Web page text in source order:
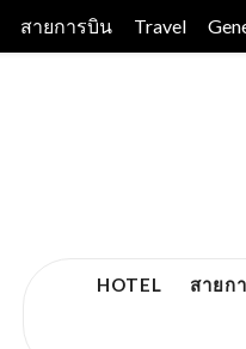
สายการบิน Travel
HOTEL สายก